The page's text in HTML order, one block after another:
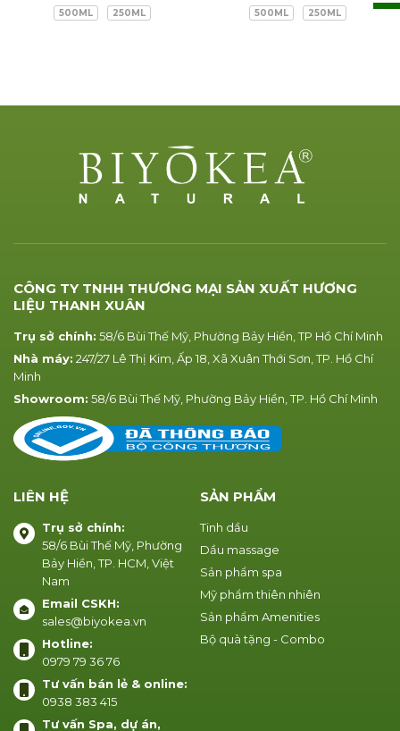
500ML 250ML 500ML 250ML
CÔNG TY TNHH THƯƠNG MẠI SẢN XUẤT HƯƠNG
LIỆU THANH XUÂN
Trụ sở chính: 58/6 Bùi Thế Mỹ, Phường Bảy Hiền, TP Hồ Chí Minh
Nhà máy: 247/27 Lê Thị Kim, Ấp 18, Xã Xuân Thới Sơn, TP. Hồ Chí
Minh
Showroom: 58/6 Bùi Thế Mỹ, Phường Bảy Hiền, TP. Hồ Chí Minh
SẢN PHẨM
Tinh dầu
Dầu massage
Sản phẩm spa
Mỹ phẩm thiên nhiên
Sản phẩm Amenities
Bộ quà tặng - Combo
LIÊN HỆ
Trụ sở chính:
58/6 Bùi Thế Mỹ, Phường
Bảy Hiền, TP. HCM, Việt
Nam
Email CSKH:
sales@biyokea.vn
Hotline:
0979 79 36 76
Tư vấn bán lẻ & online:
0938 383 415
Tư vấn Spa, dự án,